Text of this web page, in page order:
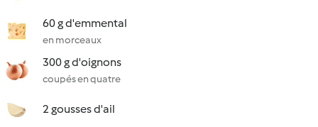
60 g d'emmental
en morceaux
300 g d'oignons
coupés en quatre
2 gousses d'ail